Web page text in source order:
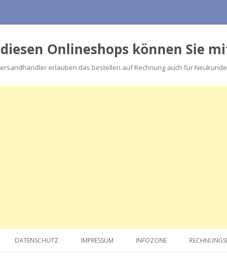
Onlineshops können Sie
erlauben das bestellen auf Rechnung auch für
DATENSCHUTZ IMPRESSUM INFOZONE